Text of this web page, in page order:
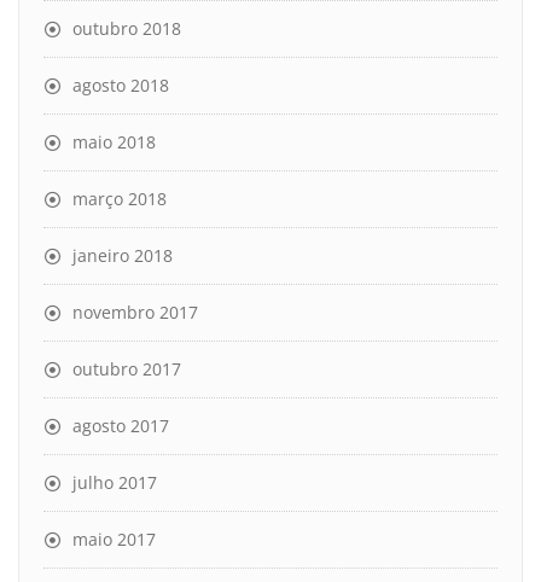
outubro 2018
agosto 2018
maio 2018
março 2018
janeiro 2018
novembro 2017
outubro 2017
agosto 2017
julho 2017
maio 2017